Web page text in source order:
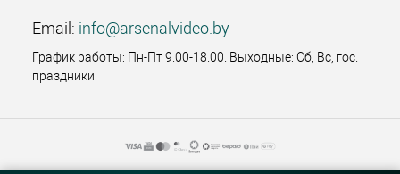
Email: info@arsenalvideo.by
График работы: Пн-Пт 9.00-18.00. Выходные: Сб, Вс, гос.
праздники